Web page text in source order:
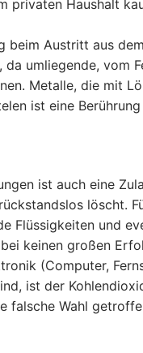
privaten Haushalt
Austritt aus
umliegende, vom
Metalle, die mit
ist eine
ist auch eine
löscht.
Flüssigkeiten und
keinen großen
(Computer,
ist der
falsche Wahl